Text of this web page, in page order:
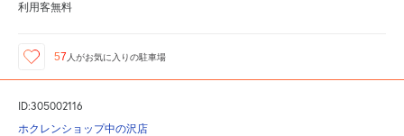
利用客無料
57 人がお気に入りの駐車場
ID:305002116
ホクレンショップ中の沢店